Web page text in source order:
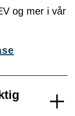
og mer i vår